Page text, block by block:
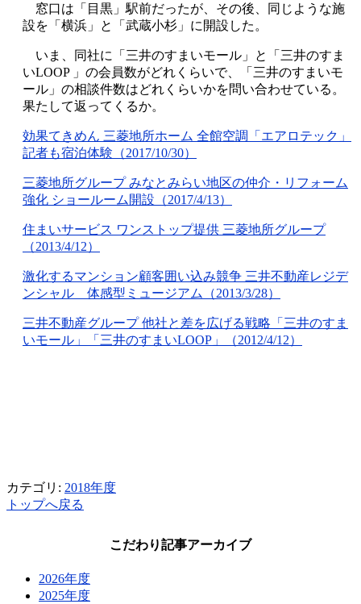
窓口は「目黒」駅前だったが、その後、同じような施
設を「横浜」と「武蔵小杉」に開設した。
いま、同社に「三井のすまいモール」と「三井のすま
いLOOP 」の会員数がどれくらいで、「三井のすまいモ
ール」の相談件数はどれくらいかを問い合わせている。
果たして返ってくるか。
効果てきめん 三菱地所ホーム 全館空調「エアロテック」
記者も宿泊体験（2017/10/30）
三菱地所グループ みなとみらい地区の仲介・リフォーム
強化 ショールーム開設（2017/4/13）
住まいサービス ワンストップ提供 三菱地所グループ
（2013/4/12）
激化するマンション顧客囲い込み競争 三井不動産レジデ
ンシャル 体感型ミュージアム（2013/3/28）
三井不動産グループ 他社と差を広げる戦略「三井のすま
いモール」「三井のすまいLOOP」（2012/4/12）
カテゴリ: 2018年度
トップへ戻る
こだわり記事アーカイブ
2026年度
2025年度